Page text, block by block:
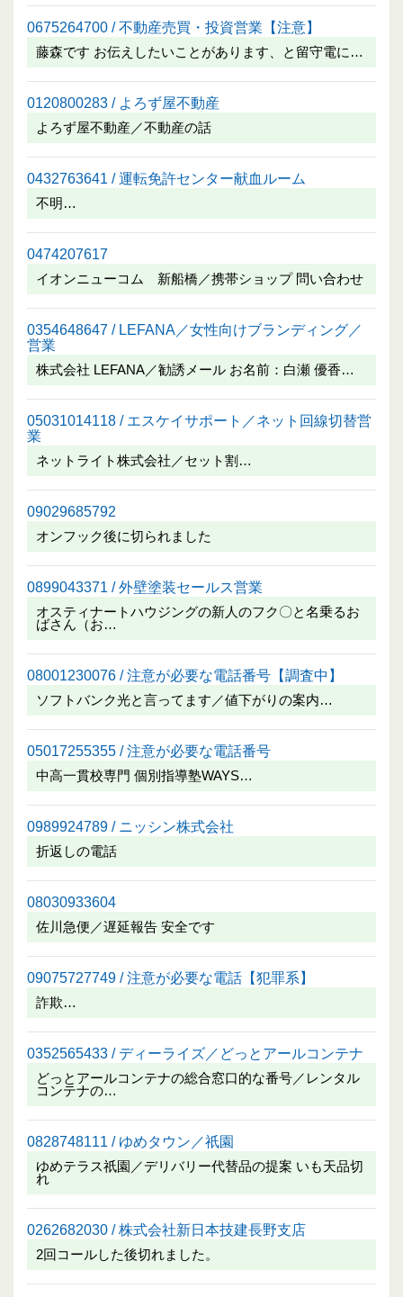
0675264700 / 不動産売買・投資営業【注意】
藤森です お伝えしたいことがあります、と留守電に…
0120800283 / よろず屋不動産
よろず屋不動産／不動産の話
0432763641 / 運転免許センター献血ルーム
不明…
0474207617
イオンニューコム 新船橋／携帯ショップ 問い合わせ
0354648647 / LEFANA／女性向けブランディング／
営業
株式会社 LEFANA／勧誘メール お名前：白瀬 優香…
05031014118 / エスケイサポート／ネット回線切替営
業
ネットライト株式会社／セット割…
09029685792
オンフック後に切られました
0899043371 / 外壁塗装セールス営業
オスティナートハウジングの新人のフク〇と名乗るお
ばさん（お…
08001230076 / 注意が必要な電話番号【調査中】
ソフトバンク光と言ってます／値下がりの案内…
05017255355 / 注意が必要な電話番号
中高一貫校専門 個別指導塾WAYS…
0989924789 / ニッシン株式会社
折返しの電話
08030933604
佐川急便／遅延報告 安全です
09075727749 / 注意が必要な電話【犯罪系】
詐欺…
0352565433 / ディーライズ／どっとアールコンテナ
どっとアールコンテナの総合窓口的な番号／レンタル
コンテナの…
0828748111 / ゆめタウン／祇園
ゆめテラス祇園／デリバリー代替品の提案 いも天品切
れ
0262682030 / 株式会社新日本技建長野支店
2回コールした後切れました。